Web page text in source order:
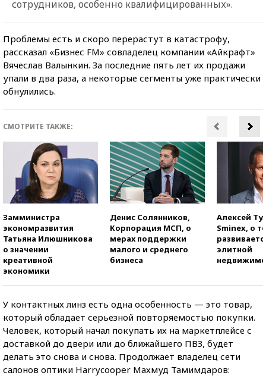
сотрудников, особенно квалифицированных».
Проблемы есть и скоро перерастут в катастрофу,
рассказал «Бизнес FM» совладелец компании «Айкрафт»
Вячеслав Валынкин. За последние пять лет их продажи
упали в два раза, а некоторые сегменты уже практически
обнулились.
СМОТРИТЕ ТАКЖЕ:
Замминистра
экономразвития
Татьяна Илюшникова
о значении
креативной
экономики
Денис Солянников,
Корпорация МСП, о
мерах поддержки
малого и среднего
бизнеса
Алексей
Sminex, о
элитной
У контактных линз есть одна особенность — это товар,
который обладает серьезной повторяемостью покупки.
Человек, который начал покупать их на маркетплейсе с
доставкой до двери или до ближайшего ПВЗ, будет
делать это снова и снова. Продолжает владелец сети
салонов оптики Harrycooper Махмуд Тамимдаров: